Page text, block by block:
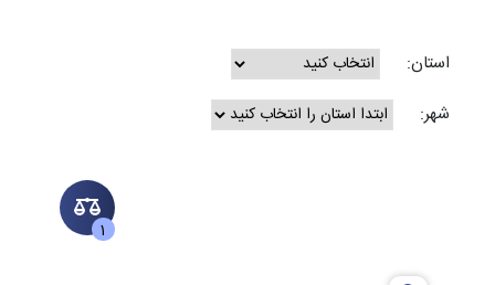
استان:
شهر:
1